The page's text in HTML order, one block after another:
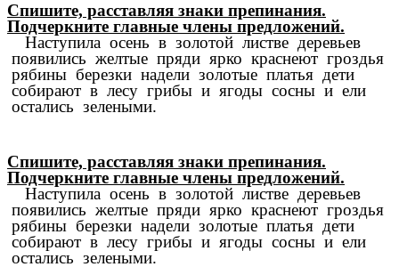
Спишите, расставляя знаки препинания.
Подчеркните главные члены предложений.
Наступила осень в золотой листве деревьев
появились желтые пряди ярко краснеют гроздья
рябины березки надели золотые платья дети
собирают в лесу грибы и ягоды сосны и ели
остались зелеными.
Спишите, расставляя знаки препинания.
Подчеркните главные члены предложений.
Наступила осень в золотой листве деревьев
появились желтые пряди ярко краснеют гроздья
рябины березки надели золотые платья дети
собирают в лесу грибы и ягоды сосны и ели
остались зелеными.